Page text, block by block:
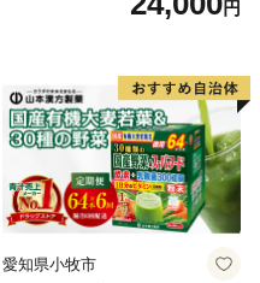
円
愛知県小牧市